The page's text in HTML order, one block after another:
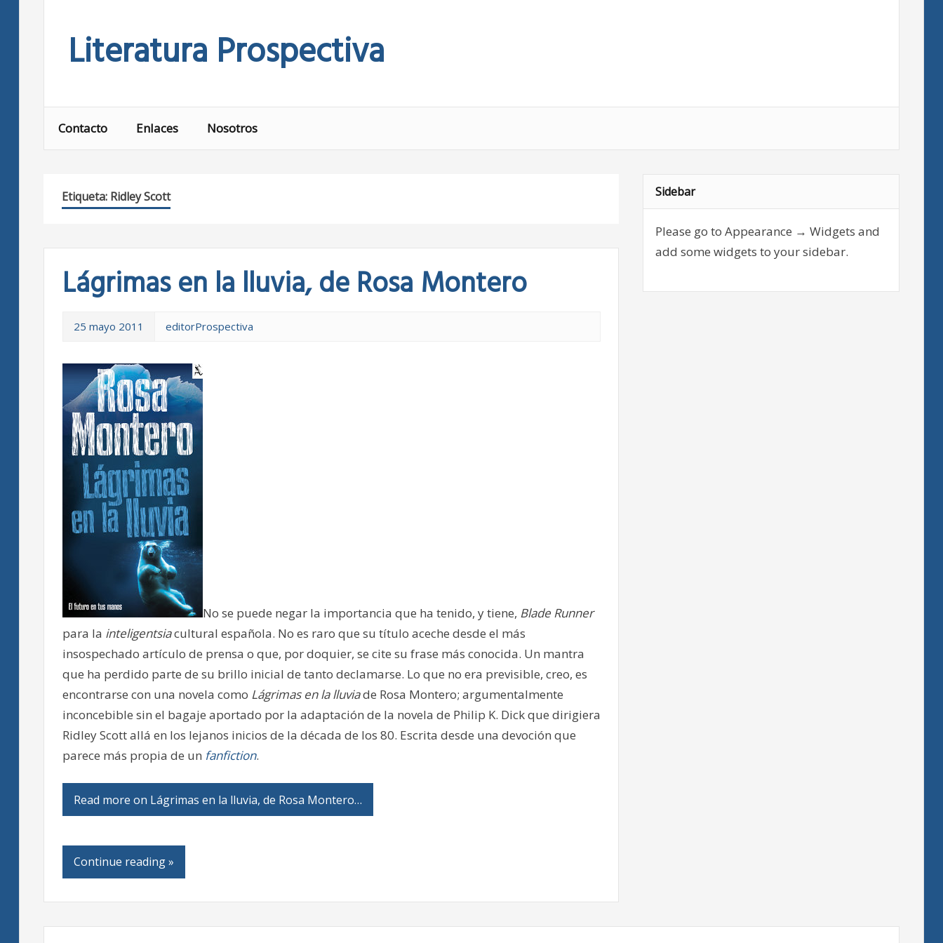
Literatura Prospectiva
Contacto Enlaces Nosotros
Etiqueta: Ridley Scott
Lágrimas en la lluvia, de Rosa Montero
25 mayo 2011 editorProspectiva
No se puede negar la importancia que ha tenido, y tiene, Blade Runner
para la inteligentsiacultural española. No es raro que su título aceche desde el más
insospechado artículo de prensa o que, por doquier, se cite su frase más conocida. Un mantra
que ha perdido parte de su brillo inicial de tanto declamarse. Lo que no era previsible, creo, es
encontrarse con una novela como Lágrimas en la lluviade Rosa Montero; argumentalmente
inconcebible sin el bagaje aportado por la adaptación de la novela de Philip K. Dick que dirigiera
Ridley Scott allá en los lejanos inicios de la década de los 80. Escrita desde una devoción que
parece más propia de un fanfiction.
Read more on Lágrimas en la lluvia, de Rosa Montero…
Continue reading »
Sidebar
Please go to Appearance → Widgets and
add some widgets to your sidebar.